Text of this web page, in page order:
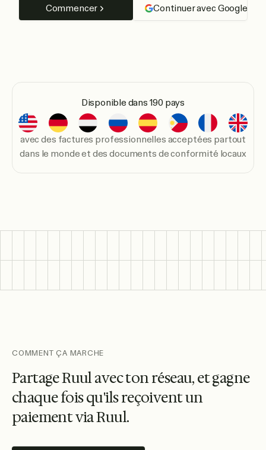
Commencer Continuer avec Google
Disponible dans 190 pays
avec des factures professionnelles acceptées partout
dans le monde et des documents de conformité locaux
COMMENT ÇA MARCHE
PartageRuulavectonréseau,etgagne
chaquefoisqu'ilsreçoiventun
paiementviaRuul.